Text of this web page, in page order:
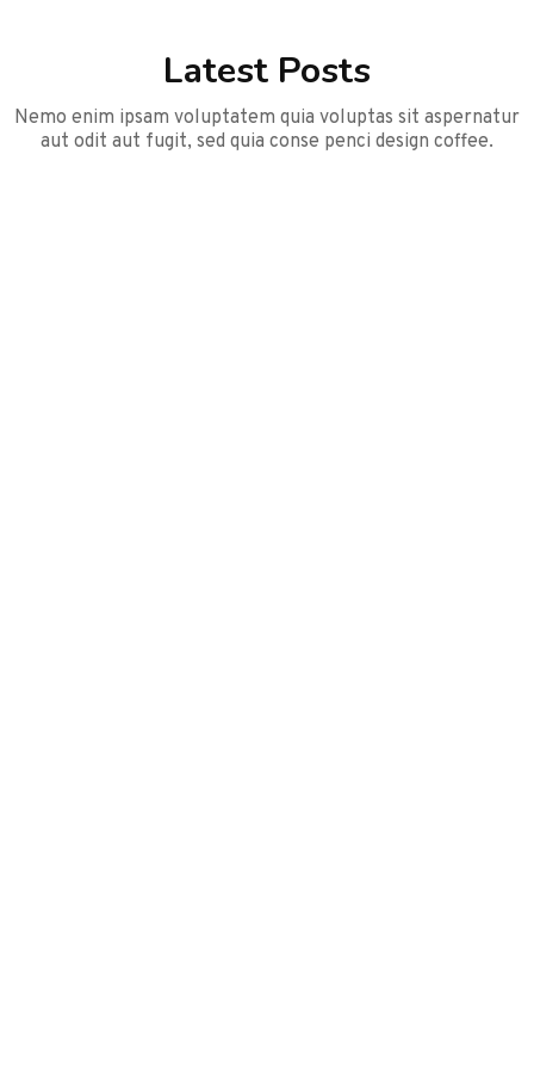
Latest Posts
Nemo enim ipsam voluptatem quia voluptas sit aspernatur
aut odit aut fugit, sed quia conse penci design coffee.